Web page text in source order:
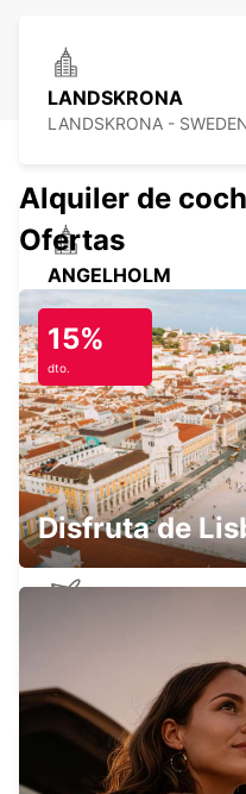
LANDSKRONA
LANDSKRONA -
ANGELHOLM
ANGELHOLM - SWEDEN
LYNGBY
LYNGBY - DENMARK
Alquiler de
Ofertas
15%
dto.
Disfruta de